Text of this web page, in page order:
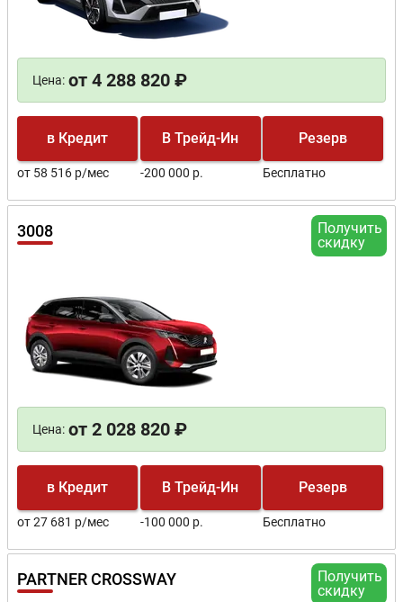
Цена: от 4 288 820 ₽
в Кредит
от 58 516 р/мес
В Трейд-Ин
-200 000 р.
Резерв
Бесплатно
Получить
скидку
3008
Цена: от 2 028 820 ₽
в Кредит
от 27 681 р/мес
В Трейд-Ин
-100 000 р.
Резерв
Бесплатно
Получить
скидку
PARTNER CROSSWAY